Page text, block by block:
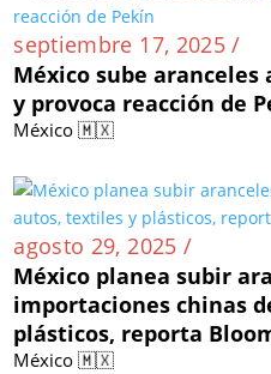
septiembre 17, 2025 /
México sube
y provoca reacción de
México 🇲🇽
agosto 29, 2025 /
México planea subir
importaciones chinas
plásticos, reporta
México 🇲🇽